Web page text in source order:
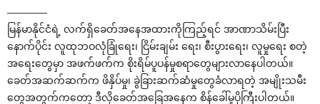
————
မြန်မာနိုင်ငံရဲ့ လက်ရှိခေတ်အနေအထားကိုကြည့်ရင် အာဏာသိမ်းပြီး
နောက်ပိုင်း လူထုဘဝလုံခြုံရေး၊ ငြိမ်းချမ်း ရေး၊ စီးပွားရေး၊ လူမှုရေး စတဲ့
အရေးတွေမှာ အဖက်ဖက်က စိုးရိမ်ပူပန်မှုစရာတွေများလာနေပါတယ်။
ခေတ်အဆက်ဆက်က ဖိနှိပ်မှု၊ ခွဲခြားဆက်ဆံမှုတွေခံလာရတဲ့ အမျိုးသမီး
တွေအတွက်ကတော့ ဒီလိုခေတ်အခြေအနေက စိန်ခေါ်မှုပိုကြီးပါတယ်။